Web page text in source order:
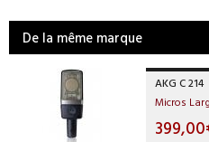
De la même marque
AKG C 214
Micros